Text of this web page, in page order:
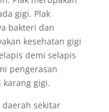
gigi. Plak
bakteri dan
kesehatan gigi
demi selapis
pengerasan
karang gigi.
sekitar